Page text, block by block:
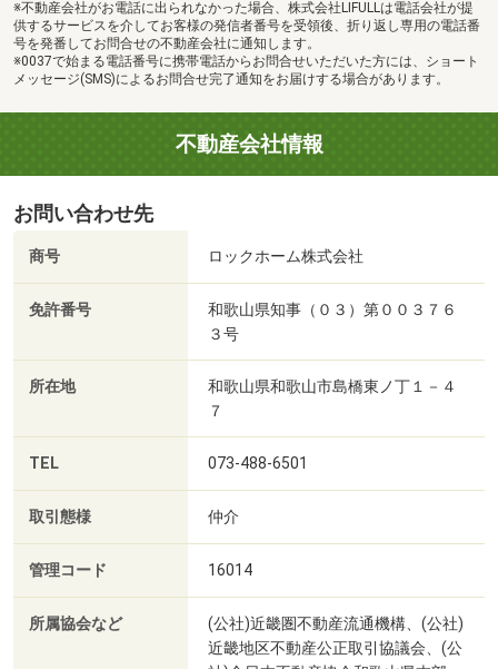
※不動産会社がお電話に出られなかった場合、株式会社LIFULLは電話会社が提
供するサービスを介してお客様の発信者番号を受領後、折り返し専用の電話番
号を発番してお問合せの不動産会社に通知します。
※0037で始まる電話番号に携帯電話からお問合せいただいた方には、ショート
メッセージ(SMS)によるお問合せ完了通知をお届けする場合があります。
不動産会社情報
お問い合わせ先
商号 ロックホーム株式会社
免許番号
和歌山県知事（０３）第００３７６
３号
所在地
和歌山県和歌山市島橋東ノ丁１－４
７
TEL 073-488-6501
取引態様 仲介
管理コード 16014
所属協会など
(公社)近畿圏不動産流通機構、(公社)
近畿地区不動産公正取引協議会、(公